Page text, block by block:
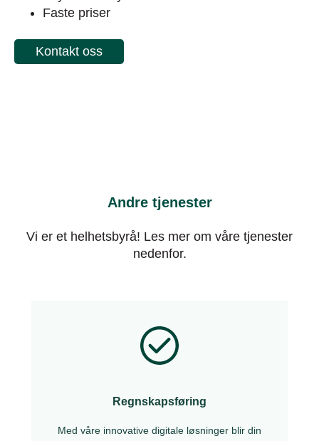
Faste priser
Kontakt oss
Andre tjenester
Vi er et helhetsbyrå! Les mer om våre tjenester
nedenfor.
Regnskapsføring
Med våre innovative digitale løsninger blir din